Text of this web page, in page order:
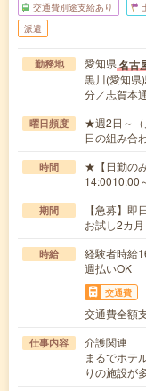
交通費別途支給あり
派遣
勤務地 愛知県名古
黒川(愛知県
分／志賀本
曜日頻度
★週2日～（
日の組み合
時間
★【日勤の
14:0010:00
期間
【急募】
お試し2カ
時給
経験者時
週払いOK
交通費
交通費全額
仕事内容
介護関連
まるでホテ
りの施設が